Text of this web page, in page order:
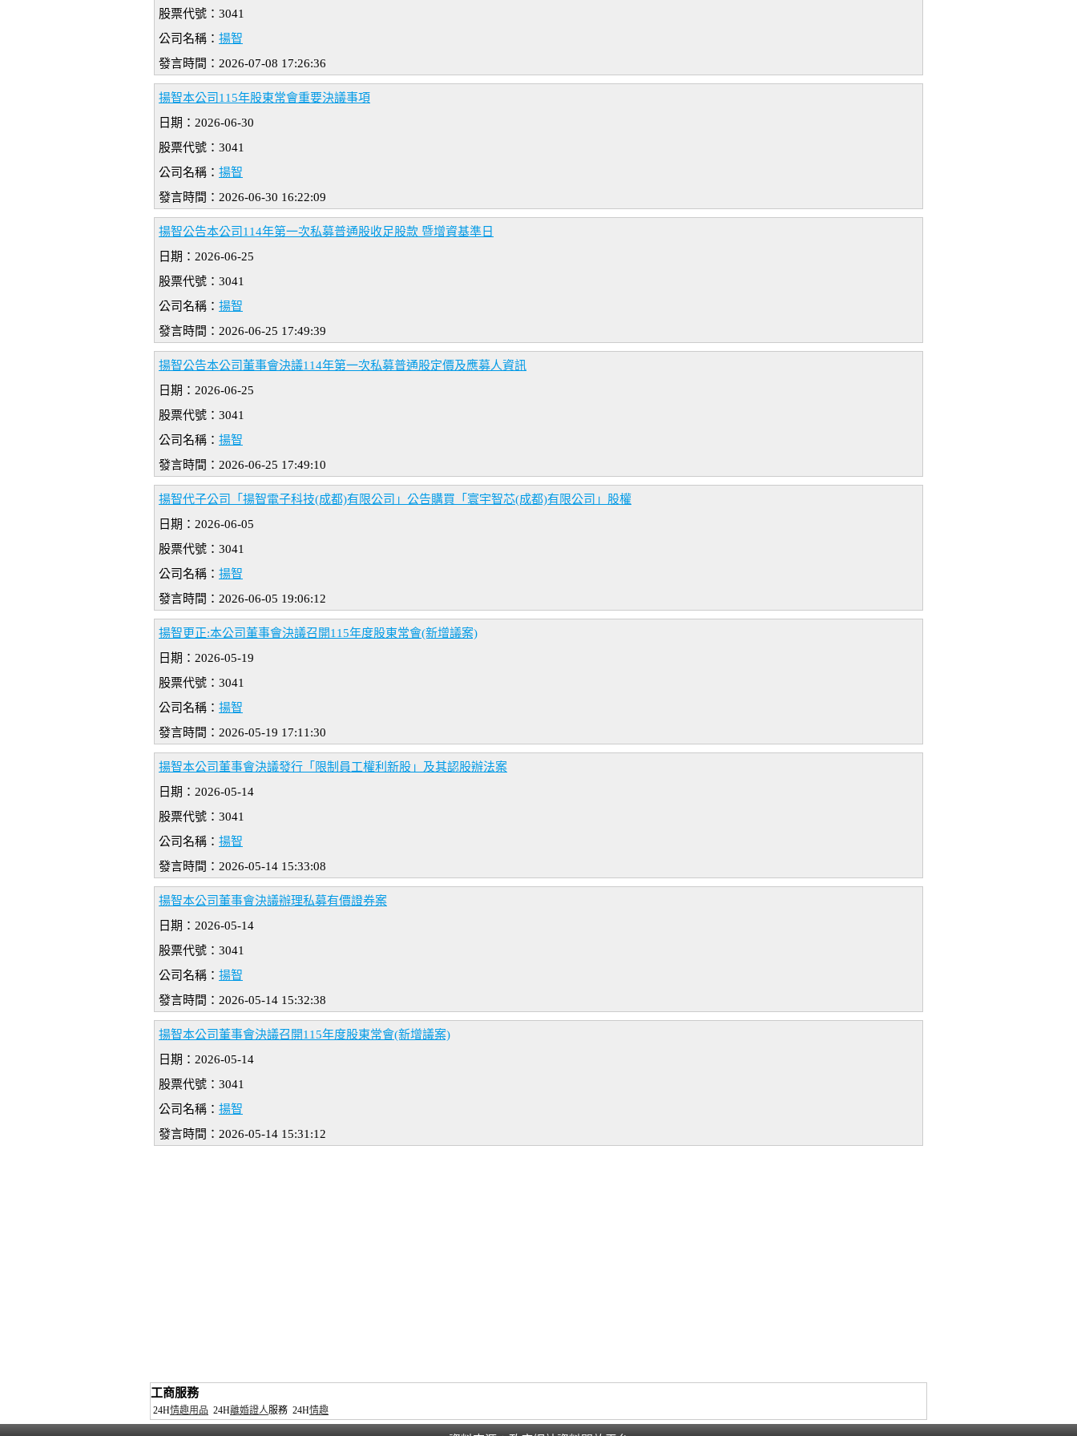
股票代號：3041
公司名稱： 揚智
發言時間：2026-07-08 17:26:36
揚智本公司115年股東常會重要決議事項
日期：2026-06-30
股票代號：3041
公司名稱： 揚智
發言時間：2026-06-30 16:22:09
揚智公告本公司114年第一次私募普通股收足股款 暨增資基準日
日期：2026-06-25
股票代號：3041
公司名稱： 揚智
發言時間：2026-06-25 17:49:39
揚智公告本公司董事會決議114年第一次私募普通股定價及應募人資訊
日期：2026-06-25
股票代號：3041
公司名稱： 揚智
發言時間：2026-06-25 17:49:10
揚智代子公司「揚智電子科技(成都)有限公司」公告購買「寰宇智芯(成都)有限公司」股權
日期：2026-06-05
股票代號：3041
公司名稱： 揚智
發言時間：2026-06-05 19:06:12
揚智更正:本公司董事會決議召開115年度股東常會(新增議案)
日期：2026-05-19
股票代號：3041
公司名稱： 揚智
發言時間：2026-05-19 17:11:30
揚智本公司董事會決議發行「限制員工權利新股」及其認股辦法案
日期：2026-05-14
股票代號：3041
公司名稱： 揚智
發言時間：2026-05-14 15:33:08
揚智本公司董事會決議辦理私募有價證券案
日期：2026-05-14
股票代號：3041
公司名稱： 揚智
發言時間：2026-05-14 15:32:38
揚智本公司董事會決議召開115年度股東常會(新增議案)
日期：2026-05-14
股票代號：3041
公司名稱： 揚智
發言時間：2026-05-14 15:31:12
工商服務
24H情趣用品 24H離婚證人服務 24H情趣